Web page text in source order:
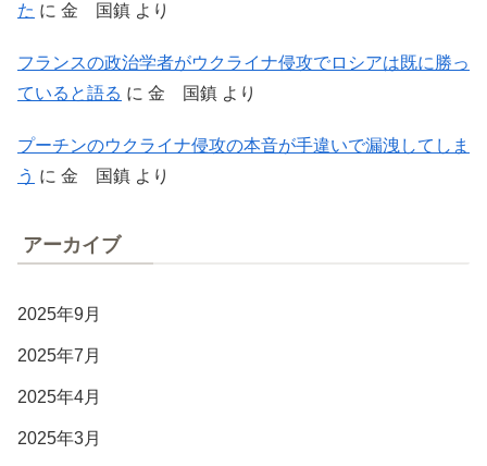
た に 金 国鎮 より
フランスの政治学者がウクライナ侵攻でロシアは既に勝っ
ていると語る に 金 国鎮 より
プーチンのウクライナ侵攻の本音が手違いで漏洩してしま
う に 金 国鎮 より
アーカイブ
2025年9月
2025年7月
2025年4月
2025年3月